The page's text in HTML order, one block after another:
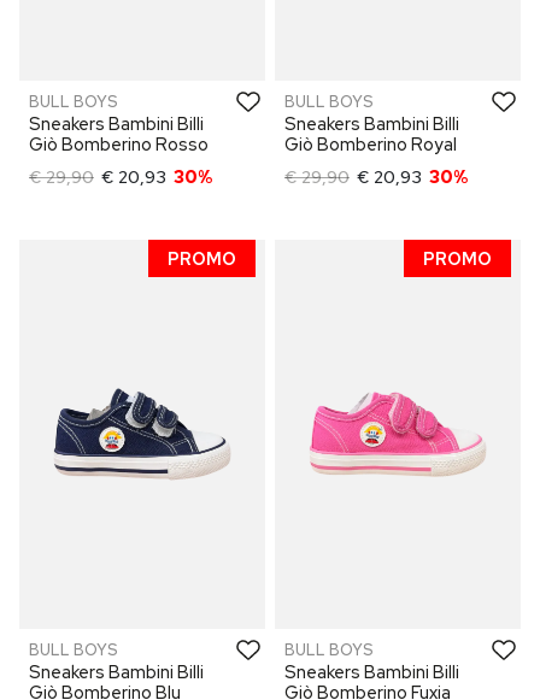
BULL BOYS
Sneakers Bambini Billi
Giò Bomberino Rosso
€ 29,90 € 20,93 30%
BULL BOYS
Sneakers Bambini Billi
Giò Bomberino Royal
€ 29,90 € 20,93 30%
PROMO
BULL BOYS
Sneakers Bambini Billi
Giò Bomberino Blu
PROMO
BULL BOYS
Sneakers Bambini Billi
Giò Bomberino Fuxia